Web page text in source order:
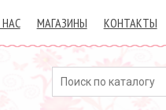
МАГАЗИНЫ КОНТАКТЫ